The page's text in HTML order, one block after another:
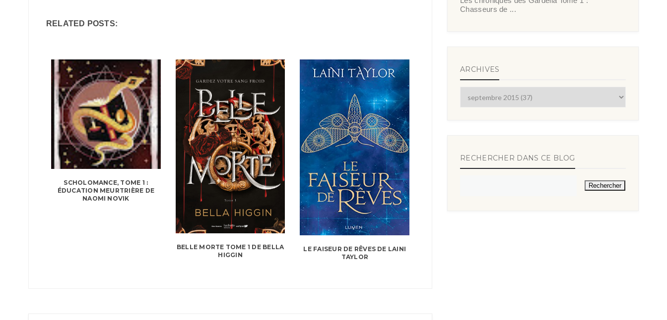
RELATED POSTS:
SCHOLOMANCE, TOME 1 :
ÉDUCATION MEURTRIÈRE DE
NAOMI NOVIK
BELLE MORTE TOME 1 DE BELLA
HIGGIN
LE FAISEUR DE RÊVES DE LAINI
TAYLOR
Chasseurs de ...
ARCHIVES
RECHERCHER DANS CE BLOG